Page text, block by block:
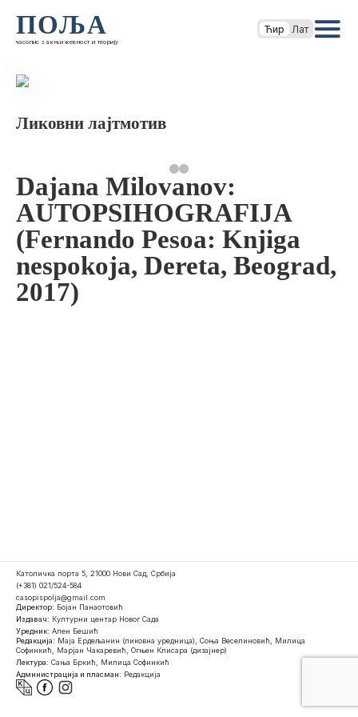
ПОЉА
часопис за књижевност и теорију
Ћир Лат
Ликовни лајтмотив
Dajana Milovanov:
AUTOPSIHOGRAFIJA
(Fernando Pesoa: Knjiga
nespokoja, Dereta, Beograd,
2017)
Католичка порта 5, 21000 Нови Сад, Србија
(+381) 021/524-584
casopispolja@gmail.com
Директор: Бојан Панаотовић
Издавач: Културни центар Новог Сада
Уредник: Ален Бешић
Редакција: Маја Ердељанин (ликовна уредница), Соња Веселиновић, Милица
Софинкић, Марјан Чакаревић, Огњен Клисара (дизајнер)
Лектура: Сања Бркић, Милица Софинкић
Администрација и пласман: Редакција